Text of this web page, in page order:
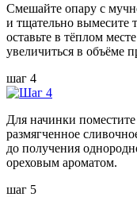
Смешайте опару с
и тщательно вымесите
оставьте в тёплом
увеличиться в объёме
шаг 4
Для начинки
размягченное
до получения
ореховым ароматом.
шаг 5